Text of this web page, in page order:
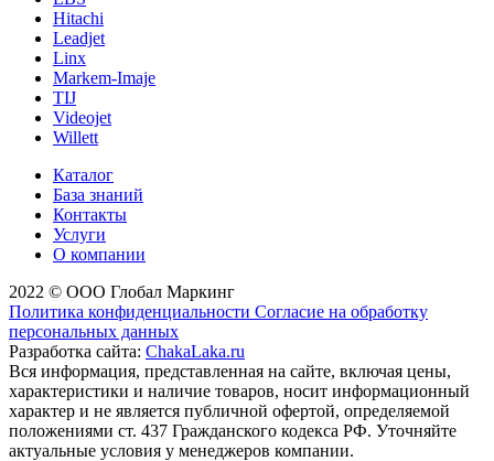
Hitachi
Leadjet
Linx
Markem-Imaje
TIJ
Videojet
Willett
Каталог
База знаний
Контакты
Услуги
О компании
2022 © ООО Глобал Маркинг
Политика конфиденциальности Согласие на обработку
персональных данных
Разработка сайта: ChakaLaka.ru
Вся информация, представленная на сайте, включая цены,
характеристики и наличие товаров, носит информационный
характер и не является публичной офертой, определяемой
положениями ст. 437 Гражданского кодекса РФ. Уточняйте
актуальные условия у менеджеров компании.